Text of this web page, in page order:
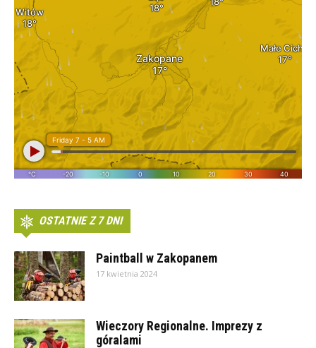
OSTATNIE Z 7 DNI
Paintball w Zakopanem
17 kwietnia 2024
Wieczory Regionalne. Imprezy z
góralami